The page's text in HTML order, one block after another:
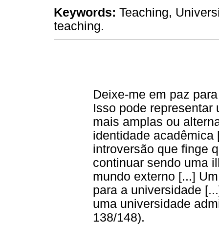
Keywords: Teaching,
teaching.
Deixe-me em paz
Isso pode
mais amplas ou
identidade
introversão que finge
continuar sendo uma
mundo externo [...]
para a universidade
uma universidade
138/148).